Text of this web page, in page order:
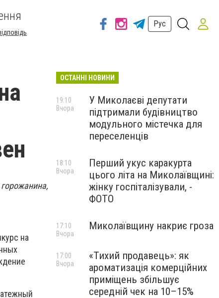
Рус
на
ОСТАННІ НОВИНИ
У Миколаєві депутати
підтримали будівництво
модульного містечка для
переселенців
19:10
Вчора
Перший укус каракурта
цього літа на Миколаївщині:
жінку госпіталізували, -
ФОТО
18:10
Вчора
Миколаївщину накриє гроза
17:10
Вчора
«Тихий продавець»: як
ароматизація комерційних
приміщень збільшує
середній чек на 10–15%
17:00
Вчора